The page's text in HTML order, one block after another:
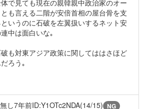
で見ても現在の親韓親中政治家のオー
も言える二階が安倍首相の屋台骨を支
いうのに石破を左翼扱いするネット安
中は面白いな｡
も対東アジア政策に関してははさほど
ろう｡
し7年前ID:Y1OTc2NDA(14/15) NG